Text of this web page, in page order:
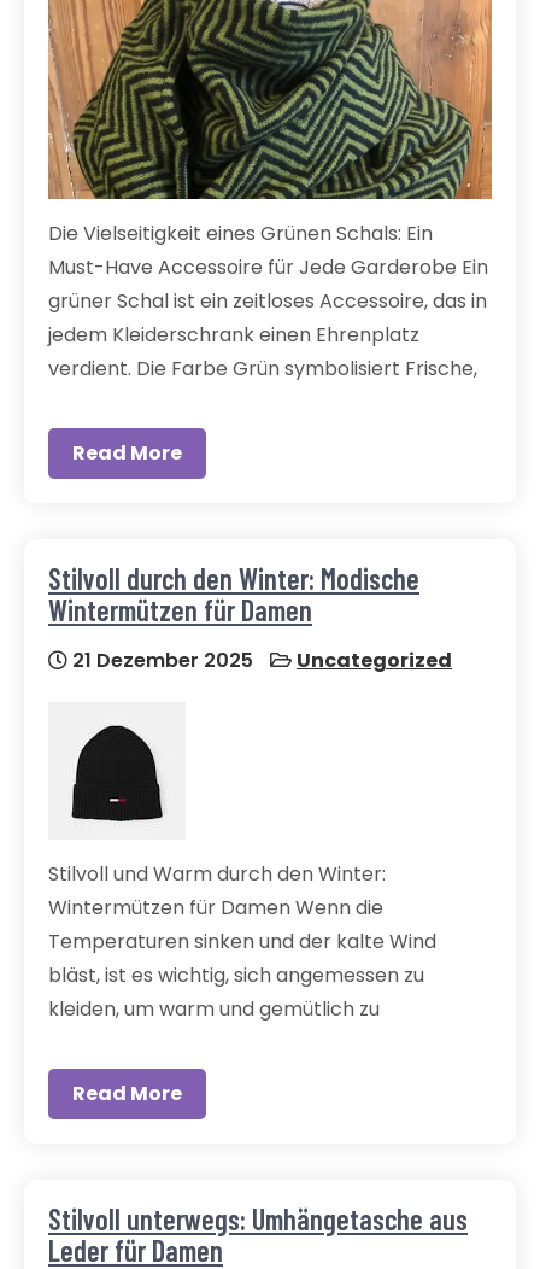
Die Vielseitigkeit eines Grünen Schals: Ein
Must-Have Accessoire für Jede Garderobe Ein
grüner Schal ist ein zeitloses Accessoire, das in
jedem Kleiderschrank einen Ehrenplatz
verdient. Die Farbe Grün symbolisiert Frische,
Read More
Stilvoll durch den Winter: Modische
Wintermützen für Damen
21 Dezember 2025 Uncategorized
Stilvoll und Warm durch den Winter:
Wintermützen für Damen Wenn die
Temperaturen sinken und der kalte Wind
bläst, ist es wichtig, sich angemessen zu
kleiden, um warm und gemütlich zu
Read More
Stilvoll unterwegs: Umhängetasche aus
Leder für Damen